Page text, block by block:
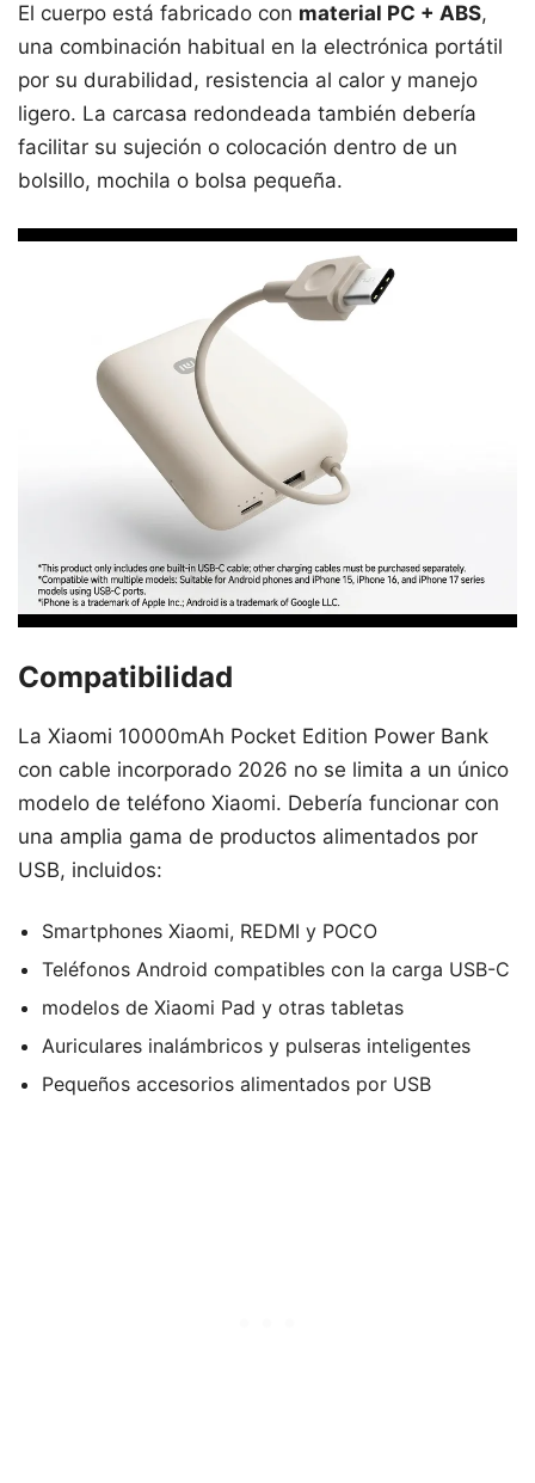
El cuerpo está fabricado con material PC + ABS,
una combinación habitual en la electrónica portátil
por su durabilidad, resistencia al calor y manejo
ligero. La carcasa redondeada también debería
facilitar su sujeción o colocación dentro de un
bolsillo, mochila o bolsa pequeña.
Compatibilidad
La Xiaomi 10000mAh Pocket Edition Power Bank
con cable incorporado 2026 no se limita a un único
modelo de teléfono Xiaomi. Debería funcionar con
una amplia gama de productos alimentados por
USB, incluidos:
Smartphones Xiaomi, REDMI y POCO
Teléfonos Android compatibles con la carga USB-C
modelos de Xiaomi Pad y otras tabletas
Auriculares inalámbricos y pulseras inteligentes
Pequeños accesorios alimentados por USB